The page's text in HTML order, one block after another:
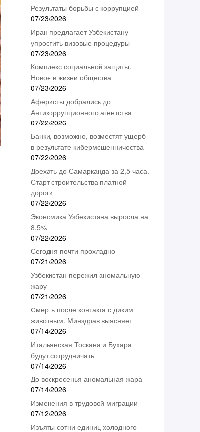
Результаты борьбы с коррупцией
07/23/2026
Иран предлагает Узбекистану
упростить визовые процедуры
07/23/2026
Комплекс социальной защиты.
Новое в жизни общества
07/23/2026
Аферисты добрались до
Антикоррупционного агентства
07/22/2026
Банки, возможно, возместят ущерб
в результате кибермошенничества
07/22/2026
Доехать до Самарканда за 2,5 часа.
Старт строительства платной
дороги
07/22/2026
Экономика Узбекистана выросла на
8,5%
07/22/2026
Сегодня почти прохладно
07/21/2026
Узбекистан пережил аномальную
жару
07/21/2026
Смерть после контакта с диким
животным. Минздрав выясняет
07/14/2026
Итальянская Тоскана и Бухара
будут сотрудничать
07/14/2026
До воскресенья аномальная жара
07/14/2026
Изменения в трудовой миграции
07/12/2026
Изъяты сотни единиц холодного